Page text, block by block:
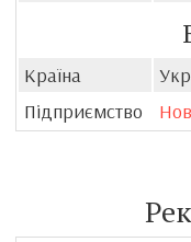
Країна
Підприємство